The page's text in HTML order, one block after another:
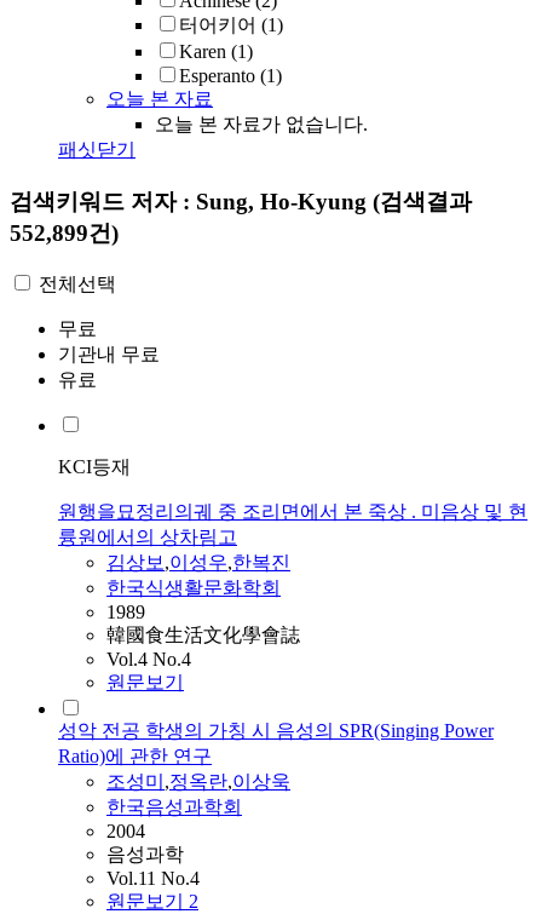
터어키어 (1)
Karen (1)
Esperanto (1)
오늘 본 자료
오늘 본 자료가 없습니다.
패싯닫기
검색키워드 저자 : Sung, Ho-Kyung (검색결과
552,899건)
전체선택
무료
기관내 무료
유료
KCI등재
원행을묘정리의궤 중 조리면에서 본 죽상 . 미음상 및 현
륭원에서의 상차림고
김상보,이성우,한복진
한국식생활문화학회
1989
韓國食生活文化學會誌
Vol.4 No.4
원문보기
성악 전공 학생의 가칭 시 음성의 SPR(Singing Power
Ratio)에 관한 연구
조성미 ,정옥란,이상욱
한국음성과학회
2004
음성과학
Vol.11 No.4
원문보기 2